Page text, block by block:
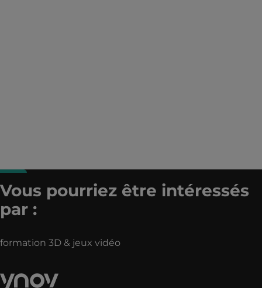
Vous pourriez être intéressés
par :
formation 3D & jeux vidéo